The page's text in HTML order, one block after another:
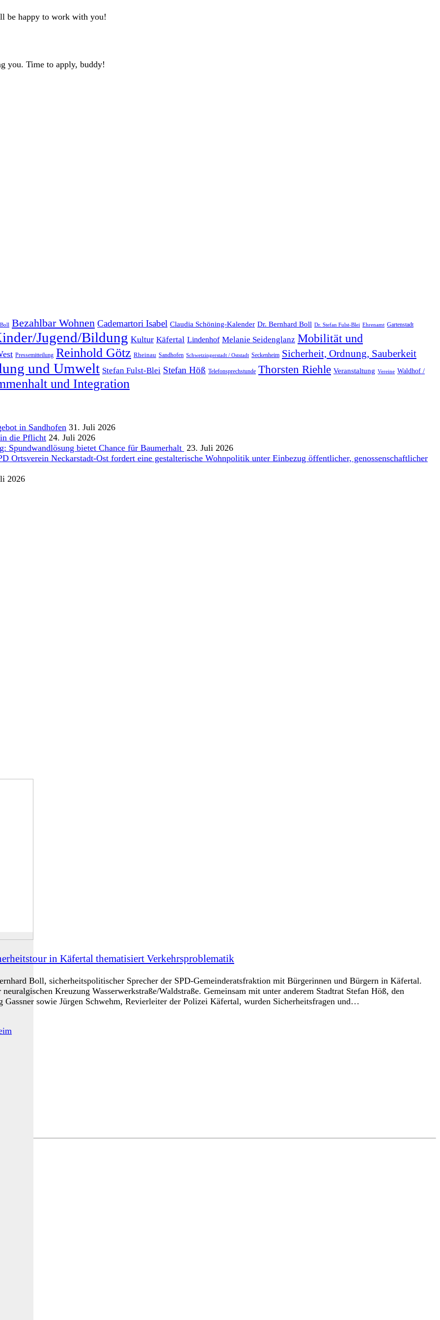
be happy to work with you!
you. Time to apply, buddy!
Bezahlbar Wohnen Cademartori Isabel Claudia Schöning-Kalender Dr. Bernhard Boll Dr. Stefan Fulst-Blei Ehrenamt Gartenstadt
Jugend/Bildung Kultur Käfertal Lindenhof Melanie Seidenglanz Mobilität und
Pressemitteilung Reinhold Götz Rheinau Sandhofen Schwetzingerstadt / Oststadt Seckenheim Sicherheit, Ordnung, Sauberkeit
und Umwelt Stefan Fulst-Blei Stefan Höß Telefonsprechstunde Thorsten Riehle Veranstaltung Vereine Waldhof /
und Integration
in Sandhofen 31. Juli 2026
die Pflicht 24. Juli 2026
Spundwandlösung bietet Chance für Baumerhalt 23. Juli 2026
Ortsverein Neckarstadt-Ost fordert eine gestalterische Wohnpolitik unter Einbezug öffentlicher, genossenschaftlicher
2026
in Käfertal thematisiert Verkehrsproblematik
Boll, sicherheitspolitischer Sprecher der SPD-Gemeinderatsfraktion mit Bürgerinnen und Bürgern in Käfertal.
Kreuzung Wasserwerkstraße/Waldstraße. Gemeinsam mit unter anderem Stadtrat Stefan Höß, den
sowie Jürgen Schwehm, Revierleiter der Polizei Käfertal, wurden Sicherheitsfragen und…